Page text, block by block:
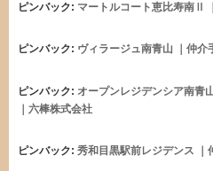
ピンバック: マートルコート恵比寿南Ⅱ
ピンバック: ヴィラージュ南青山 ｜仲
ピンバック: オープンレジデンシア南青
｜六棒株式会社
ピンバック: 秀和目黒駅前レジデンス ｜